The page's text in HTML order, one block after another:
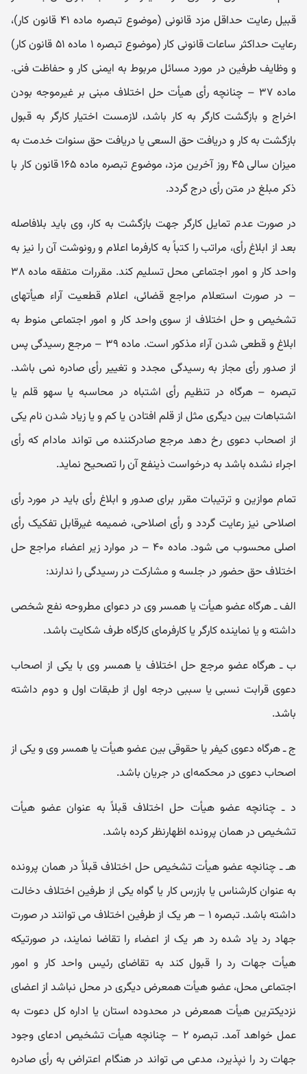
قبیل رعایت حداقل مزد قانونی (موضوع تبصره ماده ۴۱ قانون کار)،
رعایت حداکثر ساعات قانونی کار (موضوع تبصره ۱ ماده ۵۱ قانون کار)
و وظایف طرفین در مورد مسائل مربوط به ایمنی کار و حفاظت فنی.
ماده ۳۷ – چنانچه رأی هیأت حل اختلاف مبنی بر غیرموجه بودن
اخراج و بازگشت کارگر به کار باشد، لازمست اختیار کارگر به قبول
بازگشت به کار و دریافت حق‌ السعی یا دریافت حق سنوات خدمت به
میزان سالی ۴۵ روز آخرین مزد، موضوع تبصره ماده ۱۶۵ قانون کار با
ذکر مبلغ در متن رأی درج گردد.
در صورت عدم تمایل کارگر جهت بازگشت به کار، وی باید بلافاصله
بعد از ابلاغ رأی، مراتب را کتباً به کارفرما اعلام و رونوشت آن را نیز به
واحد کار و امور اجتماعی محل تسلیم کند. مقررات متفقه ماده ۳۸
– در صورت استعلام مراجع قضائی، اعلام قطعیت آراء هیأتهای
تشخیص و حل اختلاف از سوی واحد کار و امور اجتماعی منوط به
ابلاغ و قطعی شدن آراء مذکور است. ماده ۳۹ – مرجع رسیدگی پس
از صدور رأی مجاز به رسیدگی مجدد و تغییر رأی صادره نمی‌ باشد.
تبصره – هرگاه در تنظیم رأی اشتباه در محاسبه یا سهو قلم یا
اشتباهات بین دیگری مثل از قلم افتادن یا کم و یا زیاد شدن نام یکی
از اصحاب دعوی رخ دهد مرجع صادرکننده می‌ تواند مادام که رأی
اجراء نشده باشد به درخواست ذینفع آن را تصحیح نماید.
تمام موازین و ترتیبات مقرر برای صدور و ابلاغ رأی باید در مورد رأی
اصلاحی نیز رعایت گردد و رأی اصلاحی، ضمیمه غیرقابل تفکیک رأی
اصلی محسوب می‌ شود. ماده ۴۰ – در موارد زیر اعضاء مراجع حل
اختلاف حق حضور در جلسه و مشارکت در رسیدگی را ندارند:
الف ـ هرگاه عضو هیأت یا همسر وی در دعوای مطروحه نفع شخصی
داشته و یا نماینده کارگر یا کارفرمای کارگاه طرف شکایت باشد.
ب ـ هرگاه عضو مرجع حل اختلاف یا همسر وی با یکی از اصحاب
دعوی قرابت نسبی یا سببی درجه اول از طبقات اول و دوم داشته
باشد.
ج ـ هرگاه دعوی کیفر یا حقوقی بین عضو هیأت یا همسر وی و یکی از
اصحاب دعوی در محکمه‌ای در جریان باشد.
د ـ چنانچه عضو هیأت حل اختلاف قبلاً به عنوان عضو هیأت
تشخیص در همان پرونده اظهارنظر کرده باشد.
هـ ـ‌ چنانچه عضو هیأت تشخیص حل اختلاف قبلاً در همان پرونده
به عنوان کارشناس یا بازرس کار یا گواه یکی از طرفین اختلاف دخالت
داشته باشد. تبصره ۱ – هر یک از طرفین اختلاف می‌ توانند در صورت
جهاد رد یاد شده رد هر یک از اعضاء را تقاضا نمایند، در صورتیکه
هیأت جهات رد را قبول کند به تقاضای رئیس واحد کار و امور
اجتماعی محل، عضو هیأت همعرض دیگری در محل نباشد از اعضای
نزدیکترین هیأت همعرض در محدوده استان یا اداره کل دعوت به
عمل خواهد آمد. تبصره ۲ – چنانچه هیأت تشخیص ادعای وجود
جهات رد را نپذیرد، مدعی می‌ تواند در هنگام اعتراض به رأی صادره